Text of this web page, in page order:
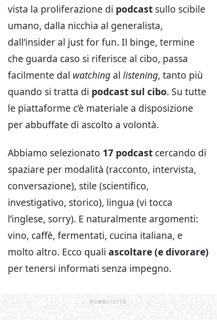
vista la proliferazione di podcast sullo scibile
umano, dalla nicchia al generalista,
dall’insider al just for fun. Il binge, termine
che guarda caso si riferisce al cibo, passa
facilmente dal watching al listening, tanto più
quando si tratta di podcast sul cibo. Su tutte
le piattaforme c’è materiale a disposizione
per abbuffate di ascolto a volontà.
Abbiamo selezionato 17 podcast cercando di
spaziare per modalità (racconto, intervista,
conversazione), stile (scientifico,
investigativo, storico), lingua (vi tocca
l’inglese, sorry). E naturalmente argomenti:
vino, caffè, fermentati, cucina italiana, e
molto altro. Ecco quali ascoltare (e divorare)
per tenersi informati senza impegno.